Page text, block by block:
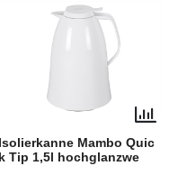
Isolierkanne Mambo Quic
k Tip 1,5l hochglanzwe